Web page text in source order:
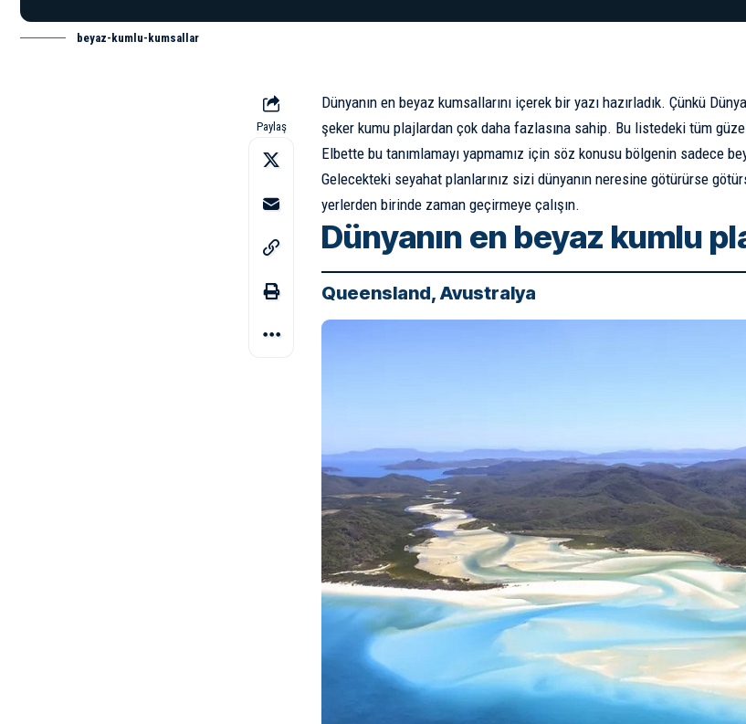
beyaz-kumlu-kumsallar
Paylaş
Dünyanın en beyaz kumsallarını içerek bir yazı hazırladık. Çünkü Dünya
şeker kumu plajlardan çok daha fazlasına sahip. Bu listedeki tüm
Elbette bu tanımlamayı yapmamız için söz konusu bölgenin sadece
Gelecekteki seyahat planlarınız sizi dünyanın neresine götürürse
yerlerden birinde zaman geçirmeye çalışın.
Dünyanın en beyaz kumlu
Queensland, Avustralya